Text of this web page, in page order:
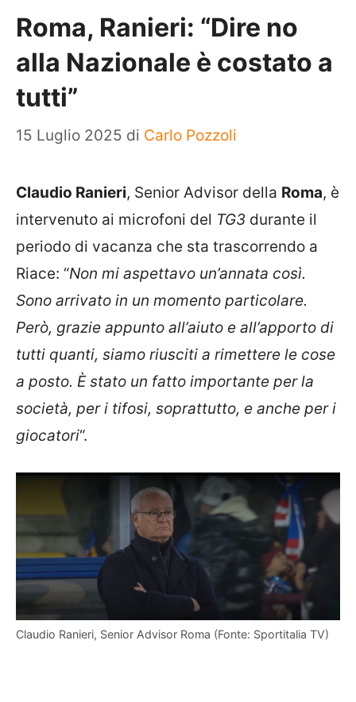
Roma, Ranieri: “Dire no
alla Nazionale è costato a
tutti”
15 Luglio 2025 di Carlo Pozzoli
Claudio Ranieri, Senior Advisor della Roma, è
intervenuto ai microfoni del TG3 durante il
periodo di vacanza che sta trascorrendo a
Riace: “Non mi aspettavo un’annata così.
Sono arrivato in un momento particolare.
Però, grazie appunto all’aiuto e all’apporto di
tutti quanti, siamo riusciti a rimettere le cose
a posto. È stato un fatto importante per la
società, per i tifosi, soprattutto, e anche per i
giocatori“.
Claudio Ranieri, Senior Advisor Roma (Fonte: Sportitalia TV)